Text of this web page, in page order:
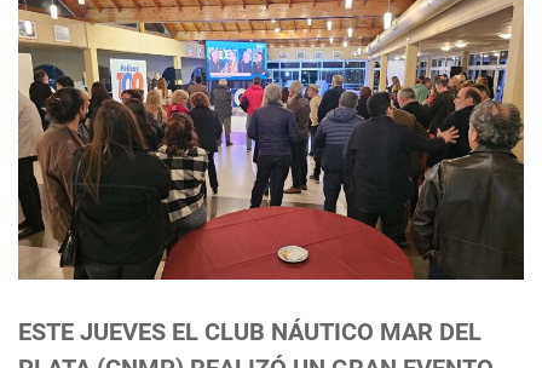
ESTE JUEVES EL CLUB NÁUTICO MAR DEL